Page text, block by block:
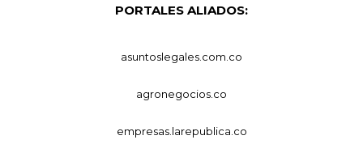
PORTALES ALIADOS:
asuntoslegales.com.co
agronegocios.co
empresas.larepublica.co